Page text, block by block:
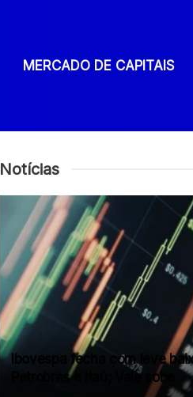
MERCADO DE CAPITAIS
Notícias
Ibovespa fecha com leve
Petrobras e Itaú; Vale sobe